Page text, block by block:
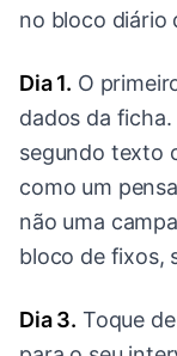
no bloco diário
Dia 1. O
dados da
segundo texto
como um
não uma
bloco de fixos,
Dia 3. Toque